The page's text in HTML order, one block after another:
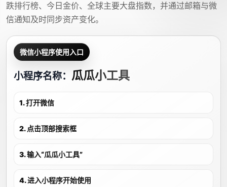
跌排行榜、今日金价、全球主要大盘指数，并通过邮箱与微
信通知及时同步资产变化。
微信小程序使用入口
小程序名称： 瓜瓜小工具
1. 打开微信
2. 点击顶部搜索框
3. 输入“瓜瓜小工具”
4. 进入小程序开始使用